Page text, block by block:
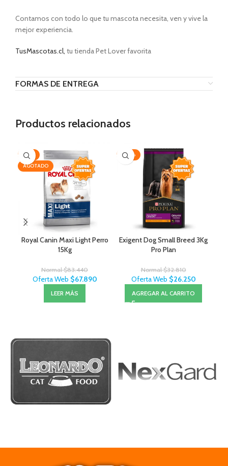
Contamos con todo lo que tu mascota necesita, ven y vive la
mejor experiencia.
TusMascotas.cl, tu tienda Pet Lover favorita
FORMAS DE ENTREGA
Productos relacionados
-19%
AGOTADO
Royal Canin Maxi Light Perro
15Kg
Normal$83.440
Oferta Web $67.890
LEER MÁS
-20%
Exigent Dog Small Breed 3Kg
Pro Plan
Normal$32.810
Oferta Web $26.250
AGREGAR AL CARRITO